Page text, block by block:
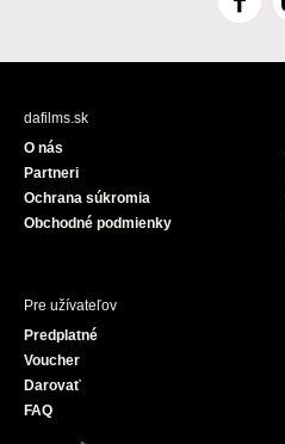
F
c
dafilms.sk
O nás
Partneri
Ochrana súkromia
Obchodné podmienky
Pre užívateľov
Predplatné
Voucher
Darovať
FAQ